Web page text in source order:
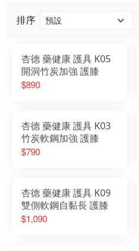
排序
杏德 藥健康 護具 K05
開洞竹炭加強 護膝
$890
杏德 藥健康 護具 K03
竹炭軟鋼加強 護膝
$790
杏德 藥健康 護具 K09
雙側軟鋼自黏長 護膝
$1,090